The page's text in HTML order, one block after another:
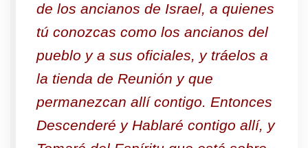
de los ancianos de Israel, a quienes
tú conozcas como los ancianos del
pueblo y a sus oficiales, y tráelos a
la tienda de Reunión y que
permanezcan allí contigo. Entonces
Descenderé y Hablaré contigo allí, y